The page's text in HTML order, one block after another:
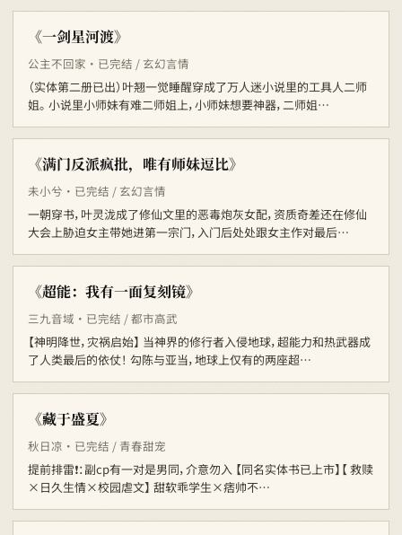
《一剑星河渡》
公主不回家 · 已完结 / 玄幻言情
（实体第二册已出）叶翘一觉睡醒穿成了万人迷小说里的工具人二师
姐。 小说里小师妹有难二师姐上，小师妹想要神器，二师姐…
《满门反派疯批，唯有师妹逗比》
未小兮 · 已完结 / 玄幻言情
一朝穿书，叶灵泷成了修仙文里的恶毒炮灰女配，资质奇差还在修仙
大会上胁迫女主带她进第一宗门，入门后处处跟女主作对最后…
《超能：我有一面复刻镜》
三九音域 · 已完结 / 都市高武
【神明降世，灾祸启始】 当神界的修行者入侵地球，超能力和热武器成
了人类最后的依仗！ 勾陈与亚当，地球上仅有的两座超…
《藏于盛夏》
秋日凉 · 已完结 / 青春甜宠
提前排雷❗️：副cp有一对是男同，介意勿入 【同名实体书已上市】【 救赎
×日久生情×校园虐文】 甜软乖学生×痞帅不…